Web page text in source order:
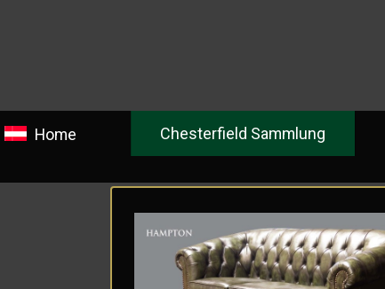
Home Chesterfield Sammlung